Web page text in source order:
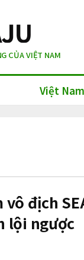
CỦA VIỆT NAM
Việt Nam
địch
lội ngược